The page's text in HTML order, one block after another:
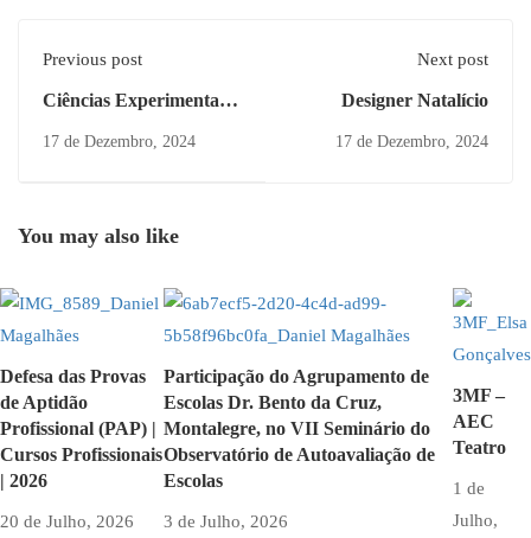
Previous post
Ciências Experimentais:
atmosféricas?”
17 de Dezembro, 2024
Next post
Designer Natalício
17 de Dezembro, 2024
You may also like
Defesa das Provas
de Aptidão
Profissional (PAP) |
Cursos Profissionais
| 2026
20 de Julho, 2026
Participação do Agrupamento de
Escolas Dr. Bento da Cruz,
Montalegre, no VII Seminário do
Observatório de Autoavaliação de
Escolas
3 de Julho, 2026
3MF –
AEC
Teatro
1 de
Julho,